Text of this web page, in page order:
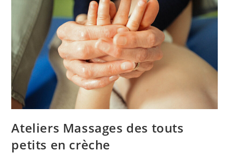
Ateliers Massages des touts
petits en crèche